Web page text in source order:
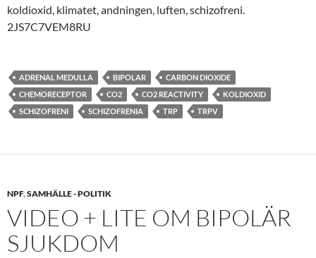
koldioxid, klimatet, andningen, luften, schizofreni.
2JS7C7VEM8RU
ADRENAL MEDULLA BIPOLAR
CARBON DIOXIDE
CHEMORECEPTOR
CO2 CO2 REACTIVITY
KOLDIOXID
SCHIZOFRENI
SCHIZOFRENIA TRP TRPV
NPF,SAMHÄLLE - POLITIK
VIDEO + LITE OM BIPOLÄR
SJUKDOM